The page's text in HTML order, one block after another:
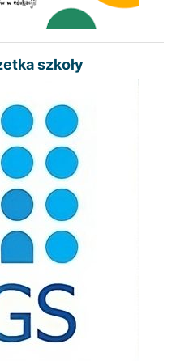
szkoły